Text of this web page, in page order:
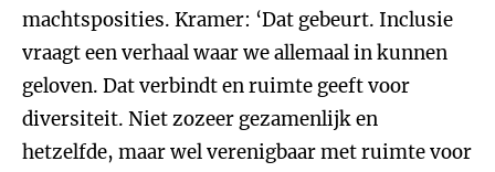
machtsposities. Kramer: ‘Dat gebeurt. Inclusie
vraagt een verhaal waar we allemaal in kunnen
geloven. Dat verbindt en ruimte geeft voor
diversiteit. Niet zozeer gezamenlijk en
hetzelfde, maar wel verenigbaar met ruimte voor